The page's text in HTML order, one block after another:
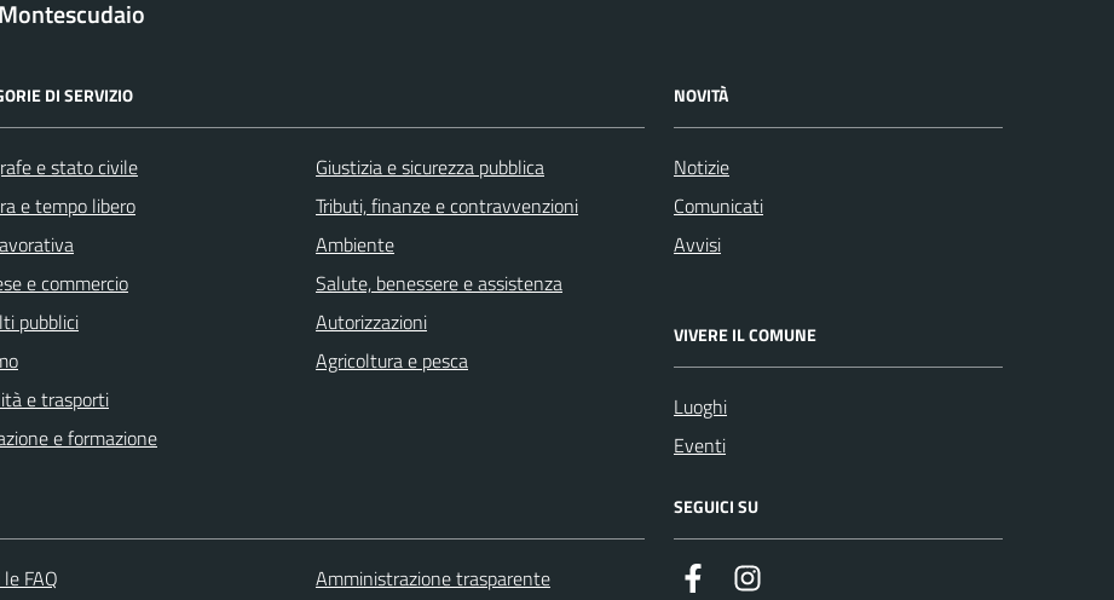
DI SERVIZIO
e stato civile
e tempo libero
e commercio
pubblici
e trasporti
e formazione
Giustizia e sicurezza pubblica
Tributi, finanze e contravvenzioni
Ambiente
Salute, benessere e assistenza
Autorizzazioni
Agricoltura e pesca
NOVITÀ
Notizie
Comunicati
Avvisi
VIVERE IL COMUNE
Luoghi
Eventi
FAQ Amministrazione trasparente
SEGUICI SU
Facebook